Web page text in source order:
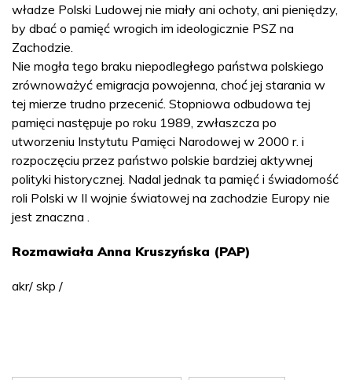
władze Polski Ludowej nie miały ani ochoty, ani pieniędzy,
by dbać o pamięć wrogich im ideologicznie PSZ na
Zachodzie.
Nie mogła tego braku niepodległego państwa polskiego
zrównoważyć emigracja powojenna, choć jej starania w
tej mierze trudno przecenić. Stopniowa odbudowa tej
pamięci następuje po roku 1989, zwłaszcza po
utworzeniu Instytutu Pamięci Narodowej w 2000 r. i
rozpoczęciu przez państwo polskie bardziej aktywnej
polityki historycznej. Nadal jednak ta pamięć i świadomość
roli Polski w II wojnie światowej na zachodzie Europy nie
jest znaczna .
Rozmawiała Anna Kruszyńska (PAP)
akr/ skp /